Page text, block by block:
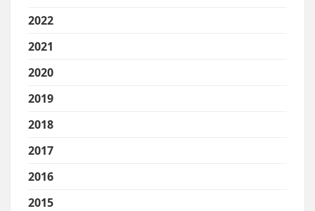
2022
2021
2020
2019
2018
2017
2016
2015